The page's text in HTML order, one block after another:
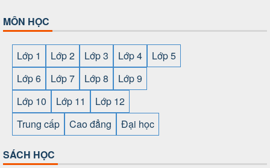
MÔN HỌC
Lớp 1 Lớp 2 Lớp 3 Lớp 4
Lớp 5
Lớp 6
Lớp 7 Lớp 8
Lớp 9
Lớp 10
Lớp 11
Lớp 12
Trung cấp
Cao đẳng Đại học
SÁCH HỌC